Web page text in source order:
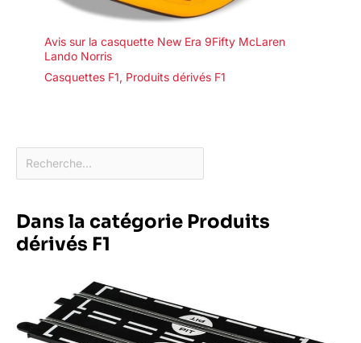
Avis sur la casquette New Era 9Fifty McLaren
Lando Norris
Casquettes F1, Produits dérivés F1
Dans la catégorie Produits
dérivés F1